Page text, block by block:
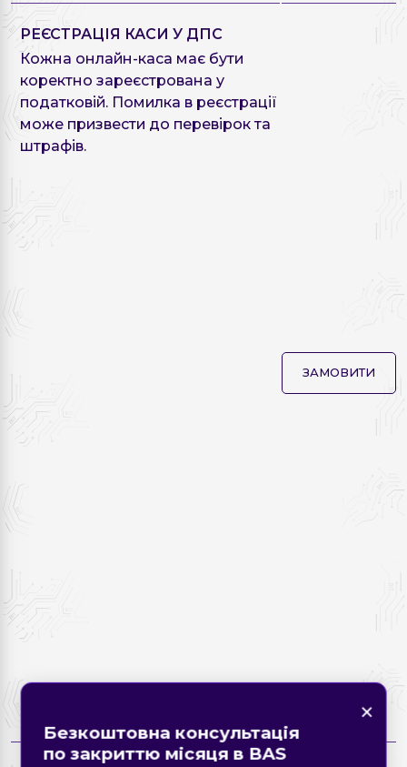
×
Форма зворотнього зв'язку
×
Замовте дзвінок
РЕЄСТРАЦІЯ КАСИ У ДПС
Кожна онлайн-каса має бути
коректно зареєстрована у
податковій. Помилка в реєстрації
може призвести до перевірок та
штрафів.
ЗАМОВИТИ
Знайшли помилку на
сторінці?
×
Безкоштовна консультація
по закриттю місяця в BAS